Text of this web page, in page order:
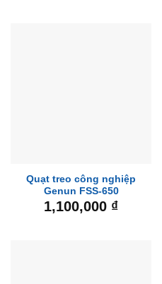
Quạt treo công nghiệp
Genun FSS-650
1,100,000 ₫